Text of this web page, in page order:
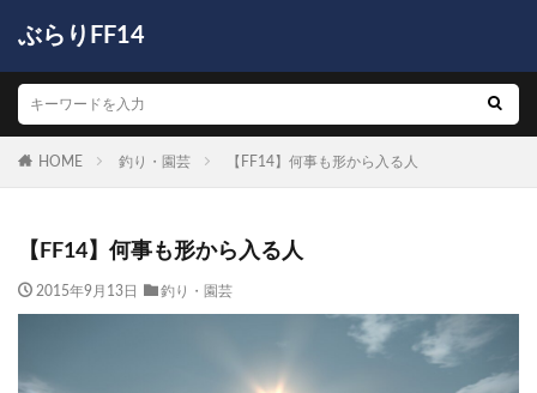
ぶらりFF14
HOME 釣り・園芸 【FF14】何事も形から入る人
【FF14】何事も形から入る人
2015年9月13日 釣り・園芸